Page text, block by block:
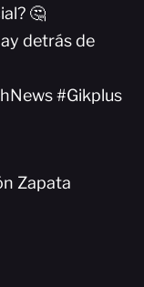
🤔
detrás de
#Gikplus
Zapata